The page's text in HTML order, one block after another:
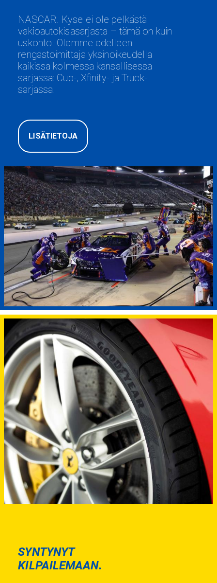
NASCAR. Kyse ei ole pelkästä
vakioautokisasarjasta – tämä on kuin
uskonto. Olemme edelleen
rengastoimittaja yksinoikeudella
kaikissa kolmessa kansallisessa
sarjassa: Cup-, Xfinity- ja Truck-
sarjassa.
LISÄTIETOJA
SYNTYNYT
KILPAILEMAAN.